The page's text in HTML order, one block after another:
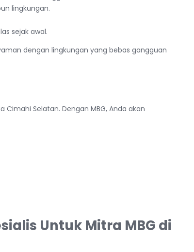
lingkungan.
sejak awal.
dengan lingkungan yang bebas gangguan
Selatan. Dengan MBG, Anda akan
Untuk Mitra MBG di